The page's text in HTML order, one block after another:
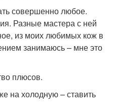
совершенно любое.
Разные мастера с ней
из моих любимых кож в
занимаюсь – мне это
плюсов.
на холодную – ставить